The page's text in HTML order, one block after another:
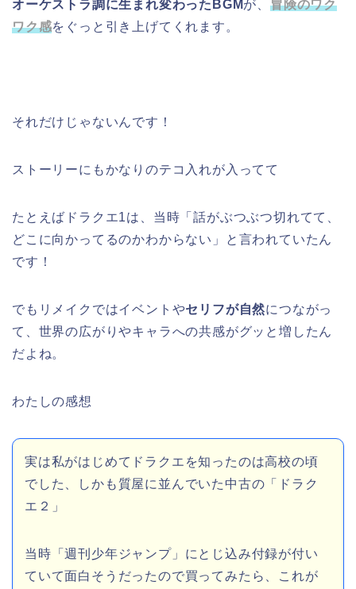
オーケストラ調に生まれ変わったBGMが、冒険のワク
ワク感をぐっと引き上げてくれます。
それだけじゃないんです！
ストーリーにもかなりのテコ入れが入ってて
たとえばドラクエ1は、当時「話がぶつぶつ切れてて、
どこに向かってるのかわからない」と言われていたん
です！
でもリメイクではイベントやセリフが自然につながっ
て、世界の広がりやキャラへの共感がグッと増したん
だよね。
わたしの感想
実は私がはじめてドラクエを知ったのは高校の頃
でした、しかも質屋に並んでいた中古の「ドラク
エ２」
当時「週刊少年ジャンプ」にとじ込み付録が付い
ていて面白そうだったので買ってみたら、これが